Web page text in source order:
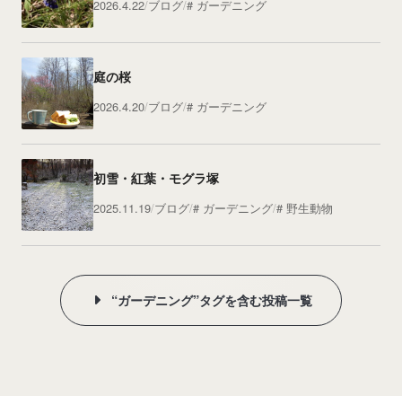
2026.4.22 ブログ ガーデニング
庭の桜
2026.4.20 ブログ ガーデニング
初雪・紅葉・モグラ塚
2025.11.19 ブログ ガーデニング 野生動物
“ガーデニング”タグを含む投稿一覧